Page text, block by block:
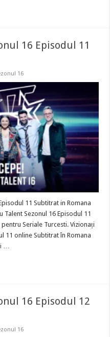
16 Episodul 11
16
11 Subtitrat in Romana
Talent Sezonul 16 Episodul 11
Seriale Turcesti. Vizionați
11 online Subtitrat în Romana
…
16 Episodul 12
16